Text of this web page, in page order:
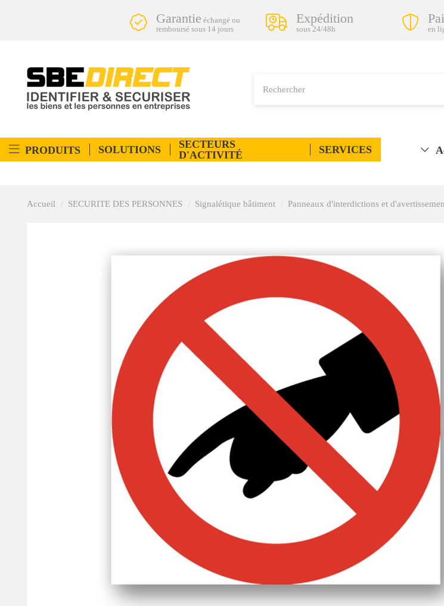
Garantie échangé ou
remboursé sous 14 jours
Expédition
sous 24/48h
en
PRODUITS SOLUTIONS
SECTEURS
D'ACTIVITÉ
SERVICES
Accueil SECURITE DES PERSONNES Signalétique bâtiment Panneaux d'interdictions et